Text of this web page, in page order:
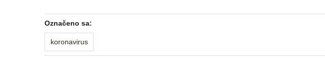
Označeno sa:
koronavirus